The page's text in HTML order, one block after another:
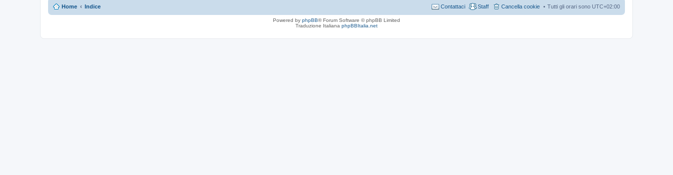
Home Indice Tutti gli orari sono UTC+02:00
Cancella cookie
Staff
Contattaci
Powered by phpBB® Forum Software © phpBB Limited
Traduzione Italiana phpBBItalia.net